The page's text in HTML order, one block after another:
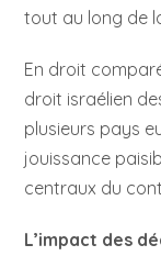
tout au long de
En droit
droit israélien
plusieurs pays
jouissance
centraux du
L’impact des